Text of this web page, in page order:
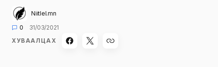
Niitlel.mn
0
31/03/2021
ХУВААЛЦАХ